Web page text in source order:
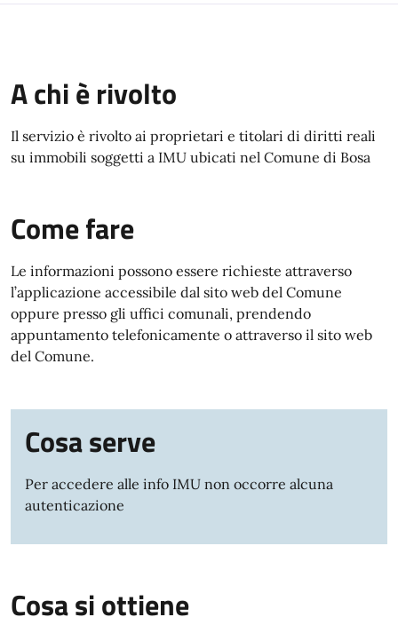
A chi è rivolto
Il servizio è rivolto ai proprietari e titolari di diritti reali
su immobili soggetti a IMU ubicati nel Comune di Bosa
Come fare
Le informazioni possono essere richieste attraverso
l’applicazione accessibile dal sito web del Comune
oppure presso gli uffici comunali, prendendo
appuntamento telefonicamente o attraverso il sito web
del Comune.
Cosa serve
Per accedere alle info IMU non occorre alcuna
autenticazione
Cosa si ottiene